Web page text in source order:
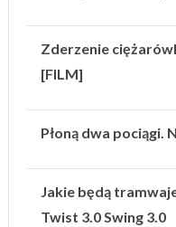
Zderzenie
[FILM]
Płoną dwa pociągi.
Jakie będą
Twist 3.0 Swing 3.0